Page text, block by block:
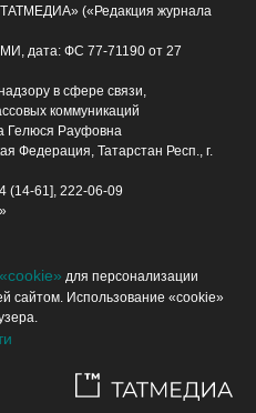
(«Редакция журнала
дата: ФС 77-71190 от 27
в сфере связи,
коммуникаций
Гелюся Рауфовна
Федерация, Татарстан Респ., г.
(14-61], 222-06-09
для персонализации
сайтом. Использование «cookie»